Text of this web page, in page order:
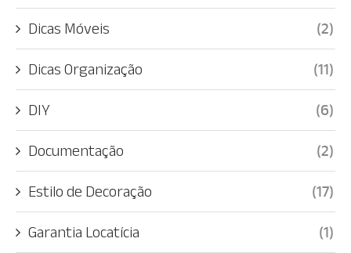
Dicas Móveis (2)
Dicas Organização (11)
DIY (6)
Documentação (2)
Estilo de Decoração (17)
Garantia Locatícia (1)